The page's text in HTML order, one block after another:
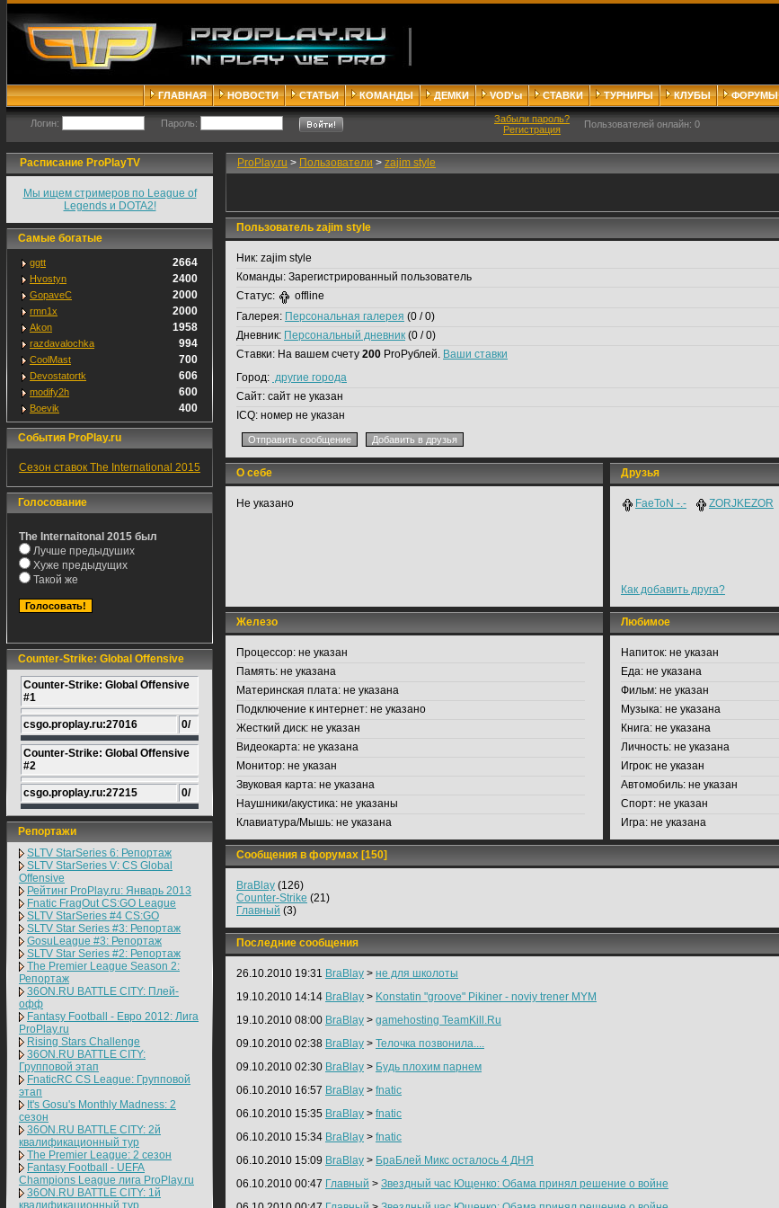
ГЛАВНАЯ НОВОСТИ СТАТЬИ КОМАНДЫ ДЕМКИ VOD'ы СТАВКИ ТУРНИРЫ КЛУБЫ ФОРУМЫ
Логин: Пароль:
Забыли пароль?
Регистрация
Пользователей онлайн: 0
Расписание ProPlayTV
Мы ищем стримеров по League of
Legends и DOTA2!
Самые богатые
ggtt 2664
Hvostyn 2400
GopaveC 2000
rmn1x 2000
Akon 1958
razdavalochka 994
CoolMast 700
Devostatortk 606
modify2h 600
Boevik 400
События ProPlay.ru
Сезон ставок The International 2015
Голосование
The Internaitonal 2015 был
Лучше предыдуших
Хуже предыдущих
Такой же
Counter-Strike: Global Offensive
Counter-Strike: Global Offensive
#1
csgo.proplay.ru:27016 0/
Counter-Strike: Global Offensive
#2
csgo.proplay.ru:27215 0/
Репортажи
SLTV StarSeries 6: Репортаж
SLTV StarSeries V: CS Global
Offensive
Рейтинг ProPlay.ru: Январь 2013
Fnatic FragOut CS:GO League
SLTV StarSeries #4 CS:GO
SLTV Star Series #3: Репортаж
GosuLeague #3: Репортаж
SLTV Star Series #2: Репортаж
The Premier League Season 2:
Репортаж
36ON.RU BATTLE CITY: Плей-
офф
Fantasy Football - Евро 2012: Лига
ProPlay.ru
Rising Stars Challenge
36ON.RU BATTLE CITY:
Групповой этап
FnaticRC CS League: Групповой
этап
It's Gosu's Monthly Madness: 2
сезон
36ON.RU BATTLE CITY: 2й
квалификационный тур
The Premier League: 2 cезон
Fantasy Football - UEFA
Champions League лига ProPlay.ru
36ON.RU BATTLE CITY: 1й
квалификационный тур
ProPlay.ru > Пользователи > zajim style
Пользователь zajim style
Ник: zajim style
Команды: Зарегистрированный пользователь
Статус:
offline
Галерея: Персональная галерея (0 / 0)
Дневник: Персональный дневник (0 / 0)
Ставки: На вашем счету 200 ProРублей. Ваши ставки
Город: другие города
Сайт: сайт не указан
ICQ: номер не указан
О себе
Не указано
Друзья
FaeToN -.- ZORJKEZOR
Как добавить друга?
Железо
Процессор: не указан
Память: не указана
Материнская плата: не указана
Подключение к интернет: не указано
Жесткий диск: не указан
Видеокарта: не указана
Монитор: не указан
Звуковая карта: не указана
Наушники/акустика: не указаны
Клавиатура/Мышь: не указана
Любимое
Напиток: не указан
Еда: не указана
Фильм: не указан
Музыка: не указана
Книга: не указана
Личность: не указана
Игрок: не указан
Автомобиль: не указан
Спорт: не указан
Игра: не указана
Сообщения в форумах [150]
BraBlay (126)
Counter-Strike (21)
Главный (3)
Последние сообщения
26.10.2010 19:31 BraBlay > не для школоты
19.10.2010 14:14 BraBlay > Konstatin "groove" Pikiner - noviy trener MYM
19.10.2010 08:00 BraBlay > gamehosting TeamKill.Ru
09.10.2010 02:38 BraBlay > Телочка позвонила....
09.10.2010 02:30 BraBlay > Будь плохим парнем
06.10.2010 16:57 BraBlay > fnatic
06.10.2010 15:35 BraBlay > fnatic
06.10.2010 15:34 BraBlay > fnatic
06.10.2010 15:09 BraBlay > БраБлей Микс осталось 4 ДНЯ
06.10.2010 00:47 Главный > Звездный час Ющенко: Обама принял решение о войне